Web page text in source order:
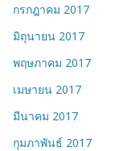
กรกฎาคม 2017
มิถุนายน 2017
พฤษภาคม 2017
เมษายน 2017
มีนาคม 2017
กุมภาพันธ์ 2017